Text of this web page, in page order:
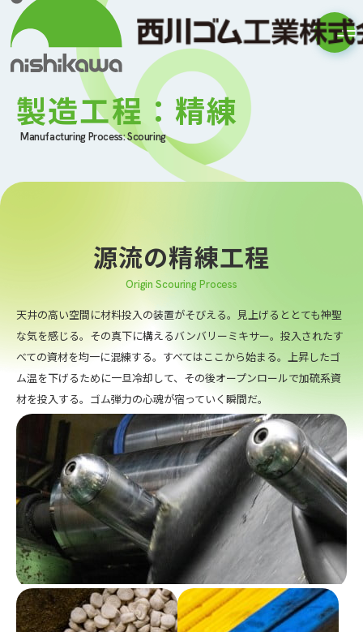
製造工程：精練
Manufacturing Process: Scouring
源流の精練工程
Origin Scouring Process
天井の高い空間に材料投入の装置がそびえる。見上げるととても神聖
な気を感じる。その真下に構えるバンバリーミキサー。投入されたす
べての資材を均一に混練する。 すべてはここから始まる。上昇したゴ
ム温を下げるために一旦冷却して、その後オープンロールで加硫系資
材を投入する。ゴム弾力の心魂が宿っていく瞬間だ。